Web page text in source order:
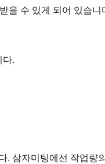
을 수 있게 되어 있습니
다.
. 삼자미팅에선 작업량